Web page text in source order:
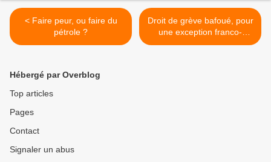
< Faire peur, ou faire du
pétrole ?
Droit de grève bafoué, pour
une exception franco-
culturelle: la conservation
Hébergé par Overblog
Top articles
Pages
Contact
Signaler un abus